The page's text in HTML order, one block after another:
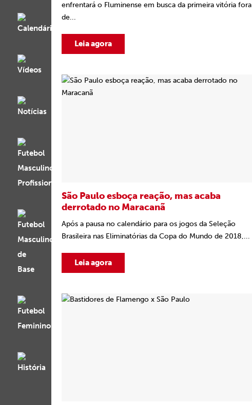
enfrentará o Fluminense em busca da primeira vitória fora
de...
Leia agora
São Paulo esboça reação, mas acaba
derrotado no Maracanã
Após a pausa no calendário para os jogos da Seleção
Brasileira nas Eliminatórias da Copa do Mundo de 2018,...
Leia agora